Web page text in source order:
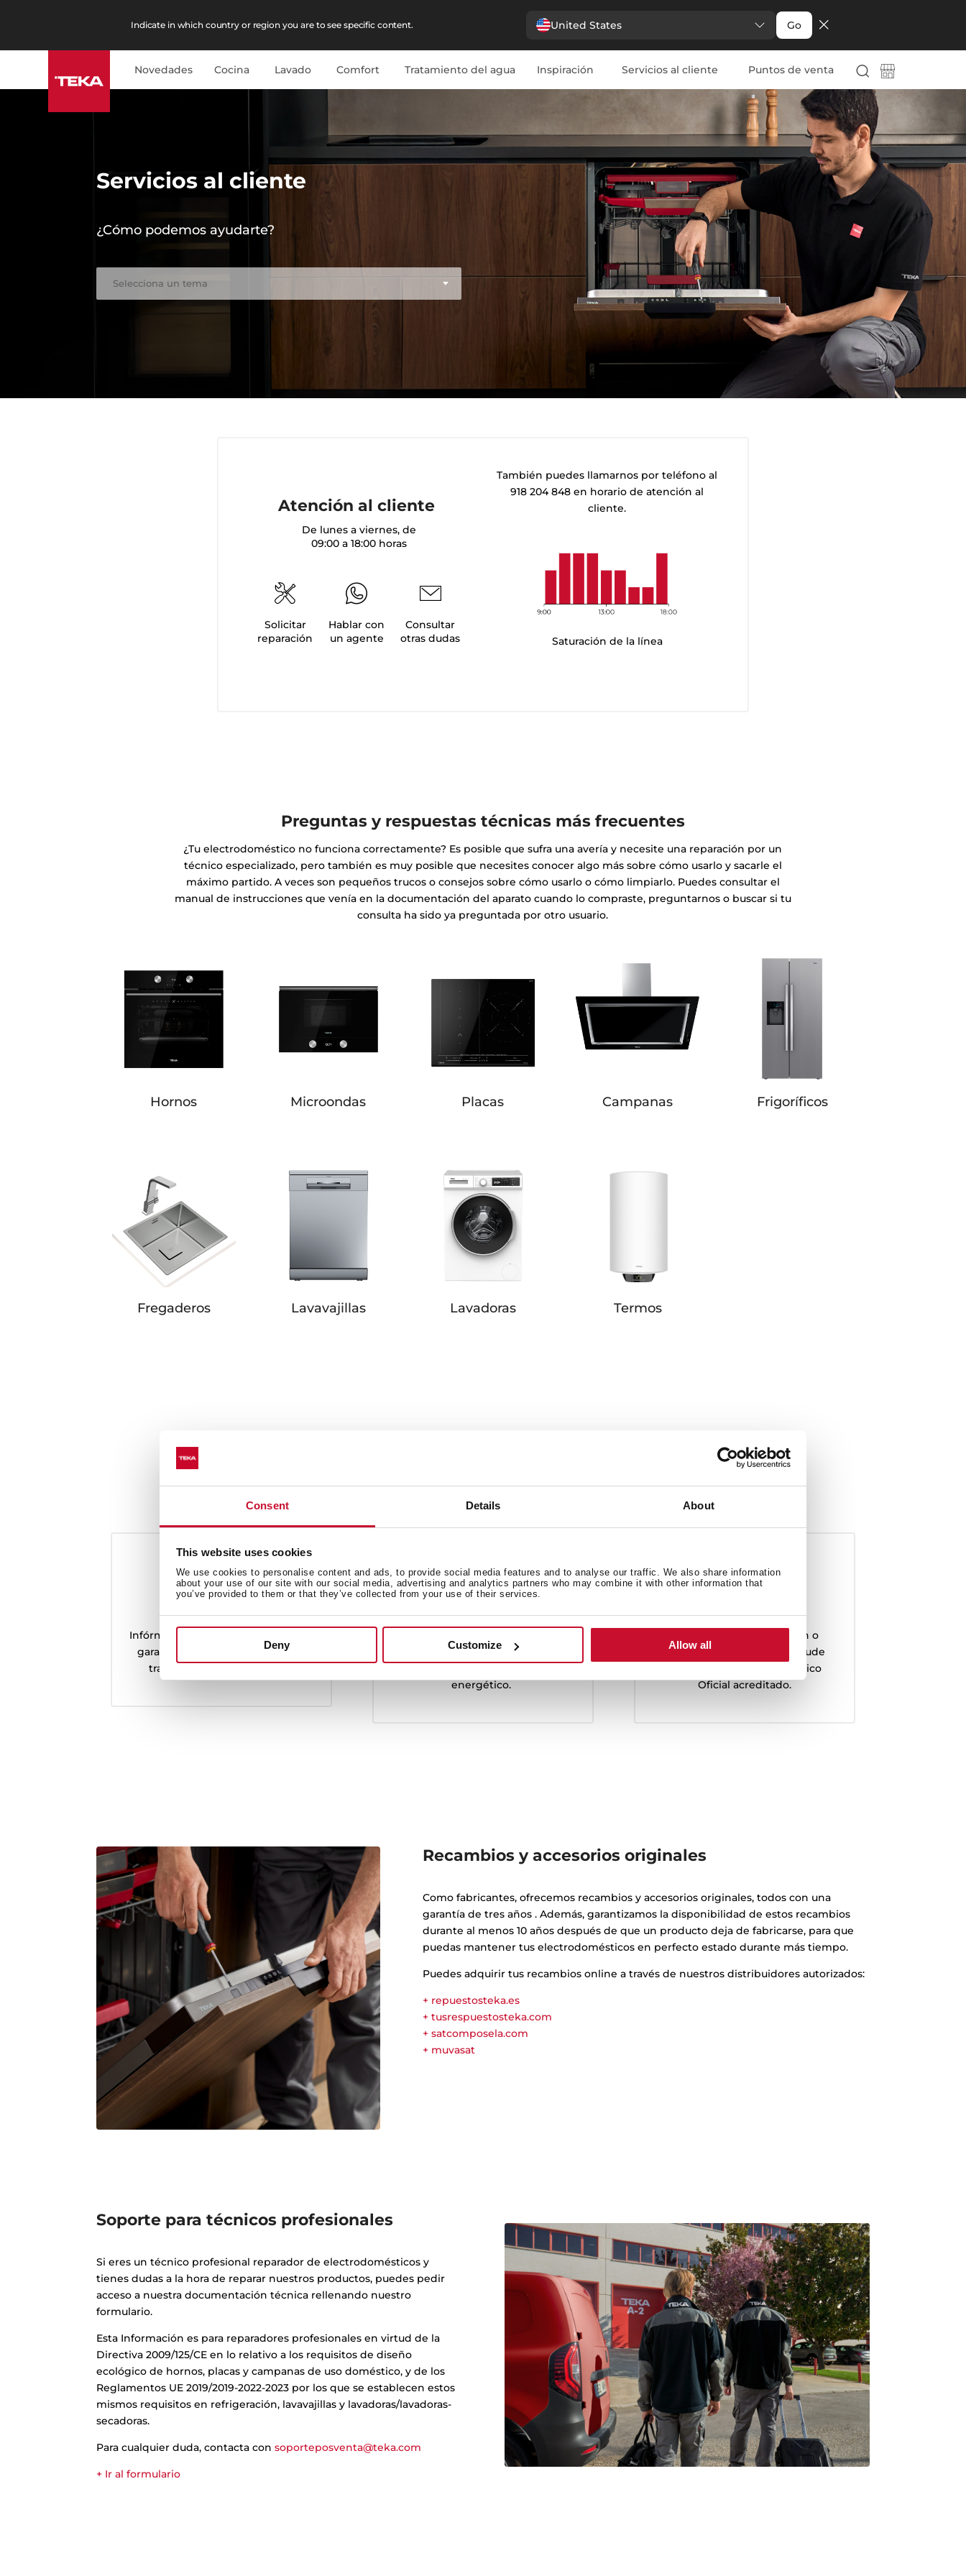
Consent Details About
This website uses cookies
We use cookies to personalise content and ads, to provide social media features and to analyse our traffic. We also share information
about your use of our site with our social media, advertising and analytics partners who may combine it with other information that
you’ve provided to them or that they’ve collected from your use of their services.
Deny Customize Allow all
Indicate in which country or region you are to see specific content. United States Go
Novedades Cocina Lavado Comfort Tratamiento del agua Inspiración Servicios al cliente Puntos de venta
Servicios al cliente
¿Cómo podemos ayudarte?
Selecciona un tema
Atención al cliente
De lunes a viernes, de
09:00 a 18:00 horas
Solicitar
reparación
Hablar con
un agente
Consultar
otras dudas
También puedes llamarnos por teléfono al
918 204 848 en horario de atención al
cliente.
Saturación de la línea
Preguntas y respuestas técnicas más frecuentes
¿Tu electrodoméstico no funciona correctamente? Es posible que sufra una avería y necesite una reparación por un
técnico especializado, pero también es muy posible que necesites conocer algo más sobre cómo usarlo y sacarle el
máximo partido. A veces son pequeños trucos o consejos sobre cómo usarlo o cómo limpiarlo. Puedes consultar el
manual de instrucciones que venía en la documentación del aparato cuando lo compraste, preguntarnos o buscar si tu
consulta ha sido ya preguntada por otro usuario.
Hornos Microondas Placas Campanas Frigoríficos
Fregaderos Lavavajillas Lavadoras Termos
Registra tu producto
Infórmate sobre las condiciones de
garantía o registra tu producto a
través del formulario online.
Manuales y guías
técnica de tu producto, desde
energético.
Servicio técnico
Para incidencia, reparación o
compra de un recambio, acude
siempre a un Servicio Técnico
Oficial acreditado.
Recambios y accesorios originales
Como fabricantes, ofrecemos recambios y accesorios originales, todos con una
garantía de tres años . Además, garantizamos la disponibilidad de estos recambios
durante al menos 10 años después de que un producto deja de fabricarse, para que
puedas mantener tus electrodomésticos en perfecto estado durante más tiempo.
Puedes adquirir tus recambios online a través de nuestros distribuidores autorizados:
+ repuestosteka.es
+ tusrespuestosteka.com
+ satcomposela.com
+ muvasat
Soporte para técnicos profesionales
Si eres un técnico profesional reparador de electrodomésticos y
tienes dudas a la hora de reparar nuestros productos, puedes pedir
acceso a nuestra documentación técnica rellenando nuestro
formulario.
Esta Información es para reparadores profesionales en virtud de la
Directiva 2009/125/CE en lo relativo a los requisitos de diseño
ecológico de hornos, placas y campanas de uso doméstico, y de los
Reglamentos UE 2019/2019-2022-2023 por los que se establecen estos
mismos requisitos en refrigeración, lavavajillas y lavadoras/lavadoras-
secadoras.
Para cualquier duda, contacta consoporteposventa@teka.com
+ Ir al formulario